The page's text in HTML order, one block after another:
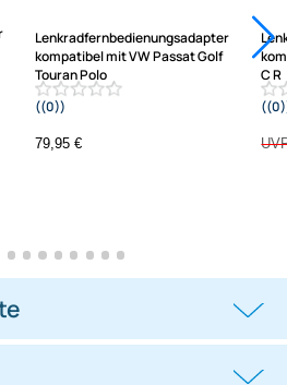
Rechnung kaufen